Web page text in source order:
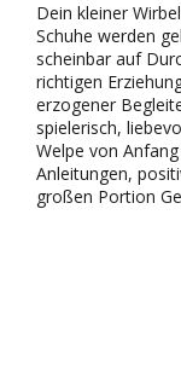
Dein kleiner
Schuhe werden
scheinbar auf
richtigen
erzogener
spielerisch,
Welpe von
Anleitungen,
großen Portion